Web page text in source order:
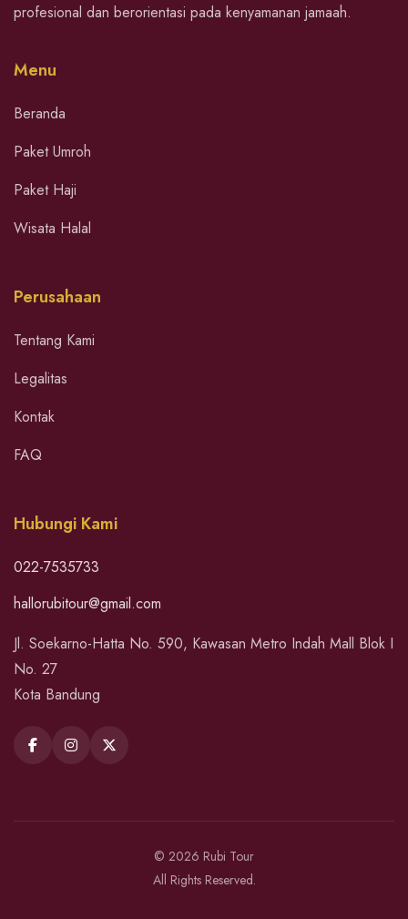
profesional dan berorientasi pada kenyamanan jamaah.
Menu
Beranda
Paket Umroh
Paket Haji
Wisata Halal
Perusahaan
Tentang Kami
Legalitas
Kontak
FAQ
Hubungi Kami
022-7535733
hallorubitour@gmail.com
Jl. Soekarno-Hatta No. 590, Kawasan Metro Indah Mall Blok I
No. 27
Kota Bandung
© 2026 Rubi Tour
All Rights Reserved.